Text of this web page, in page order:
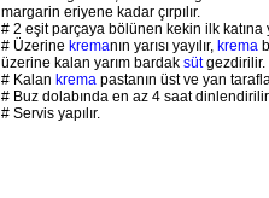
margarin eriyene kadar çırpılır.
# 2 eşit parçaya bölünen kekin ilk katına
# Üzerine kremanın yarısı yayılır, krema
üzerine kalan yarım bardak sütgezdirilir.
# Kalan krema pastanın üst ve yan
# Buz dolabında en az 4 saat
# Servis yapılır.